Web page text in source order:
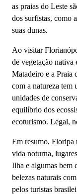
as praias do Leste
dos surfistas, como
suas dunas.
Ao visitar
de vegetação nativa
Matadeiro e a Praia
com a natureza tem
unidades de
equilíbrio dos
ecoturismo. Legal,
Em resumo, Floripa
vida noturna,
Ilha e algumas bem
belezas naturais
pelos turistas